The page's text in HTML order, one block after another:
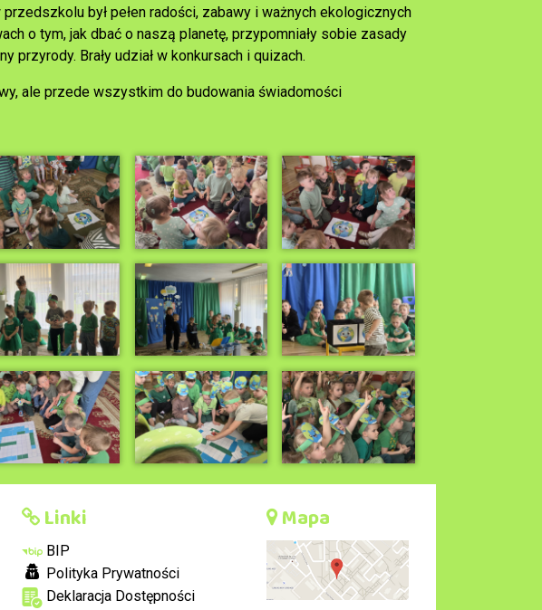
był pełen radości, zabawy i ważnych ekologicznych
o tym, jak dbać o naszą planetę, przypomniały sobie zasady
Brały udział w konkursach i quizach.
ale przede wszystkim do budowania świadomości
Linki
BIP
Polityka Prywatności
Deklaracja Dostępności
Mapa